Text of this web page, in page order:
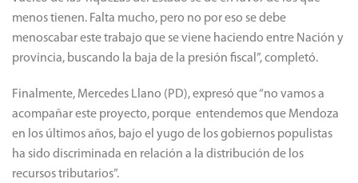
menos tienen. Falta mucho, pero no por eso se debe
menoscabar este trabajo que se viene haciendo entre Nación y
provincia, buscando la baja de la presión fiscal”, completó.
Finalmente, Mercedes Llano (PD), expresó que “no vamos a
acompañar este proyecto, porque entendemos que Mendoza
en los últimos años, bajo el yugo de los gobiernos populistas
ha sido discriminada en relación a la distribución de los
recursos tributarios”.